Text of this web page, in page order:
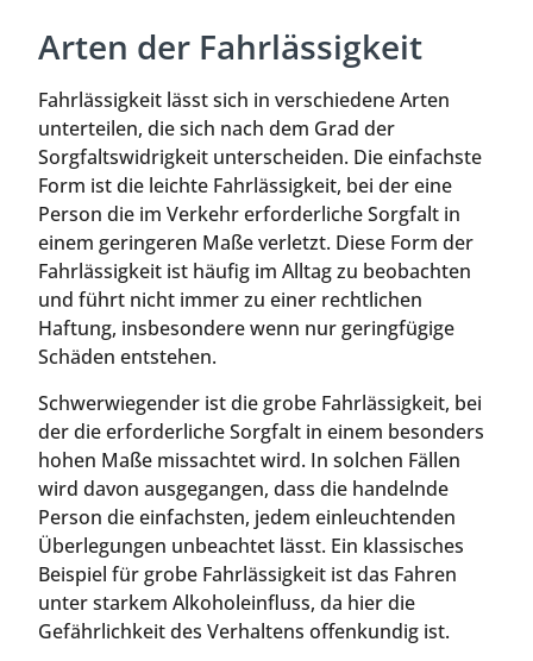
Arten der Fahrlässigkeit
Fahrlässigkeit lässt sich in verschiedene Arten
unterteilen, die sich nach dem Grad der
Sorgfaltswidrigkeit unterscheiden. Die einfachste
Form ist die leichte Fahrlässigkeit, bei der eine
Person die im Verkehr erforderliche Sorgfalt in
einem geringeren Maße verletzt. Diese Form der
Fahrlässigkeit ist häufig im Alltag zu beobachten
und führt nicht immer zu einer rechtlichen
Haftung, insbesondere wenn nur geringfügige
Schäden entstehen.
Schwerwiegender ist die grobe Fahrlässigkeit, bei
der die erforderliche Sorgfalt in einem besonders
hohen Maße missachtet wird. In solchen Fällen
wird davon ausgegangen, dass die handelnde
Person die einfachsten, jedem einleuchtenden
Überlegungen unbeachtet lässt. Ein klassisches
Beispiel für grobe Fahrlässigkeit ist das Fahren
unter starkem Alkoholeinfluss, da hier die
Gefährlichkeit des Verhaltens offenkundig ist.